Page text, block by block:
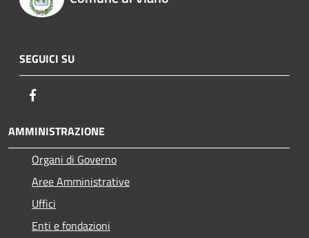
SEGUICI SU
AMMINISTRAZIONE
Organi di Governo
Aree Amministrative
Uffici
Enti e fondazioni